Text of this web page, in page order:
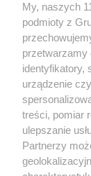
Żaden utwór
rozpowszechniany
tym także
eksploatacji w
bez pisemnej
wykorzystanie
bez właściwej
prawnie.
My, naszych
podmioty z
przetwarzamy
identyfikatory,
urządzenie
treści, pomiar
ulepszanie
Partnerzy